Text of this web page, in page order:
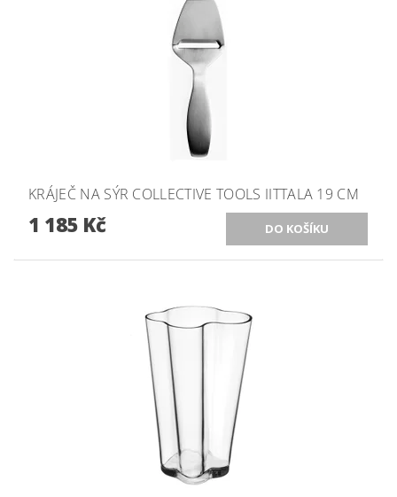
KRÁJEČ NA SÝR COLLECTIVE TOOLS IITTALA 19 CM
1 185 Kč